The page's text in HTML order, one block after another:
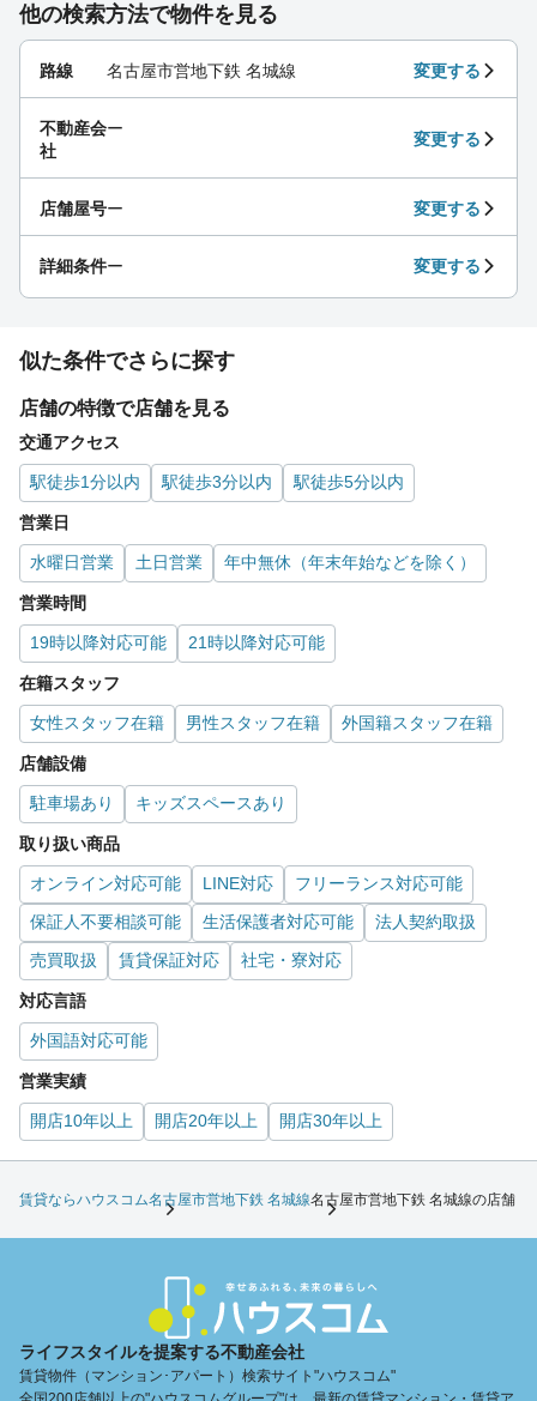
他の検索方法で物件を見る
路線 名古屋市営地下鉄 名城線 変更する
不動産会
社
ー
変更する
店舗屋号ー 変更する
詳細条件ー 変更する
似た条件でさらに探す
店舗の特徴で店舗を見る
交通アクセス
駅徒歩1分以内 駅徒歩3分以内 駅徒歩5分以内
営業日
水曜日営業 土日営業 年中無休（年末年始などを除く）
営業時間
19時以降対応可能 21時以降対応可能
在籍スタッフ
女性スタッフ在籍 男性スタッフ在籍 外国籍スタッフ在籍
店舗設備
駐車場あり キッズスペースあり
取り扱い商品
オンライン対応可能 LINE対応
フリーランス対応可能
保証人不要相談可能
生活保護者対応可能
法人契約取扱
売買取扱
賃貸保証対応 社宅・寮対応
対応言語
外国語対応可能
営業実績
開店10年以上 開店20年以上 開店30年以上
賃貸ならハウスコム名古屋市営地下鉄 名城線名古屋市営地下鉄 名城線の店舗
ライフスタイルを提案する不動産会社
賃貸物件（マンション･アパート）検索サイト"ハウスコム"